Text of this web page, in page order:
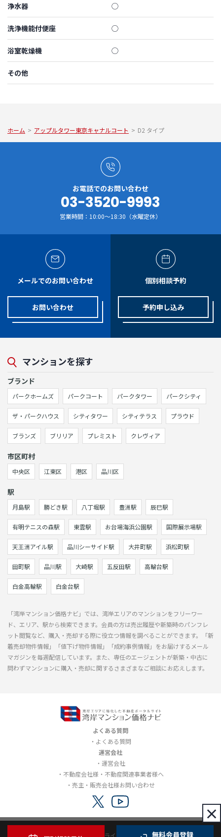
無料会員登録
×
浄水器 ◯
洗浄機能付便座 ◯
浴室乾燥機 ◯
その他
ホーム > アップルタワー東京キャナルコート > D2 タイプ
お電話でのお問い合わせ
03-3520-9993
営業時間：10:00～18:30（水曜定休）
メールでのお問い合わせ
お問い合わせ
個別相談予約
予約申し込み
マンションを探す
ブランド
パークホームズ パークコート パークタワー パークシティ
ザ・パークハウス シティタワー シティテラス プラウド
ブランズ ブリリア プレミスト クレヴィア
市区町村
中央区 江東区 港区 品川区
駅
月島駅 勝どき駅 八丁堀駅 豊洲駅 辰巳駅
有明テニスの森駅 東雲駅 お台場海浜公園駅 国際展示場駅
天王洲アイル駅 品川シーサイド駅 大井町駅 浜松町駅
田町駅 品川駅 大崎駅 五反田駅 高輪台駅
白金高輪駅 白金台駅
「湾岸マンション価格ナビ」では、湾岸エリアのマンションをフリーワー
ド、エリア、駅から検索できます。会員の方は売出履歴や新築時のパンフレ
ット閲覧など、購入・売却する際に役立つ情報を調べることができます。「新
着売却物件情報」「値下げ物件情報」「成約事例情報」をお届けするメール
マガジンを毎週配信しています。また、専任のエージェントが新築・中古に
問わずマンションに購入・売却に関するさまざまなご相談にお応えします。
よくある質問
よくある質問
運営会社
運営会社
不動産会社様・不動産関連事業者様へ
売主・販売会社様お問い合わせ